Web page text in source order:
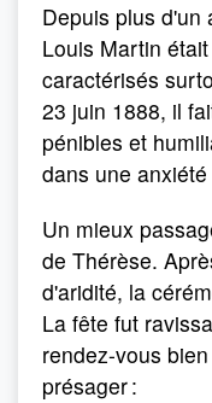
Depuis plus d'un
Louis Martin
caractérisés
23 juin 1888, il
pénibles et
dans une
Un mieux
de Thérèse.
d'aridité, la
La fête fut
rendez-vous
présager :